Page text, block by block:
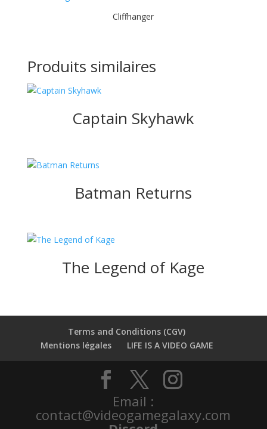
Cliffhanger
Produits similaires
Captain Skyhawk
Batman Returns
The Legend of Kage
Terms and Conditions (CGV)
Mentions légales
LIFE IS A VIDEO GAME
Email :
contact@videogamegalaxy.com